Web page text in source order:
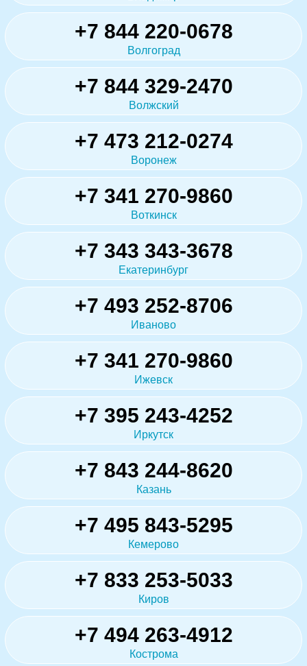
+7 844 220-0678
Волгоград
+7 844 329-2470
Волжский
+7 473 212-0274
Воронеж
+7 341 270-9860
Воткинск
+7 343 343-3678
Екатеринбург
+7 493 252-8706
Иваново
+7 341 270-9860
Ижевск
+7 395 243-4252
Иркутск
+7 843 244-8620
Казань
+7 495 843-5295
Кемерово
+7 833 253-5033
Киров
+7 494 263-4912
Кострома